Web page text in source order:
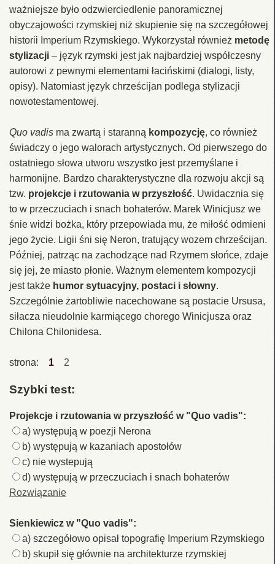
ważniejsze było odzwierciedlenie panoramicznej
obyczajowości rzymskiej niż skupienie się na szczegółowej
historii Imperium Rzymskiego. Wykorzystał również metodę
stylizacji – język rzymski jest jak najbardziej współczesny
autorowi z pewnymi elementami łacińskimi (dialogi, listy,
opisy). Natomiast język chrześcijan podlega stylizacji
nowotestamentowej.
Quo vadis ma zwartą i staranną kompozycję, co również
świadczy o jego walorach artystycznych. Od pierwszego do
ostatniego słowa utworu wszystko jest przemyślane i
harmonijne. Bardzo charakterystyczne dla rozwoju akcji są
tzw. projekcje i rzutowania w przyszłość. Uwidacznia się
to w przeczuciach i snach bohaterów. Marek Winicjusz we
śnie widzi bożka, który przepowiada mu, że miłość odmieni
jego życie. Ligii śni się Neron, tratujący wozem chrześcijan.
Później, patrząc na zachodzące nad Rzymem słońce, zdaje
się jej, że miasto płonie. Ważnym elementem kompozycji
jest także humor sytuacyjny, postaci i słowny.
Szczególnie żartobliwie nacechowane są postacie Ursusa,
siłacza nieudolnie karmiącego chorego Winicjusza oraz
Chilona Chilonidesa.
strona: 1 2
Szybki test:
Projekcje i rzutowania w przyszłość w "Quo vadis":
a) występują w poezji Nerona
b) występują w kazaniach apostołów
c) nie wystepują
d) występują w przeczuciach i snach bohaterów
Rozwiązanie
Sienkiewicz w "Quo vadis":
a) szczegółowo opisał topografię Imperium Rzymskiego
b) skupił się głównie na architekturze rzymskiej